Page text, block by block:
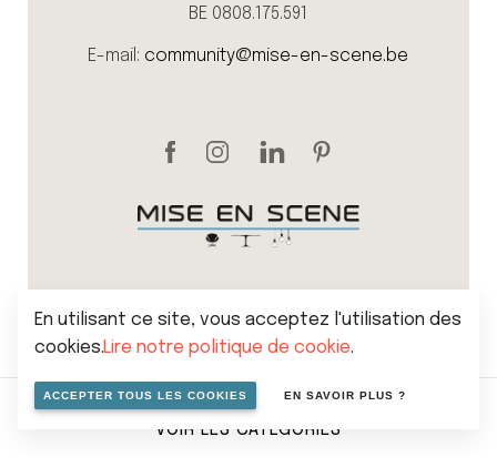
VOIR LES CATÉGORIES
BE 0808.175.591
E-mail: community@mise-en-scene.be
Cookies
En utilisant ce site, vous acceptez l'utilisation des
cookies.Lire notre politique de cookie.
ACCEPTER TOUS LES COOKIES EN SAVOIR PLUS ?